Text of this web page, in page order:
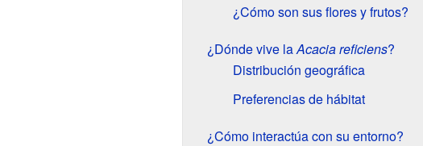
¿Cómo son sus flores y frutos?
¿Dónde vive laAcacia reficiens?
Distribución geográfica
Preferencias de hábitat
¿Cómo interactúa con su entorno?